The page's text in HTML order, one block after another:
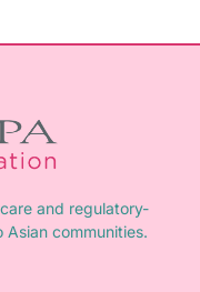
and regulatory-
communities.